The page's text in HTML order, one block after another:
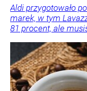
Aldi przygotowało
marek, w tym
81 procent, ale